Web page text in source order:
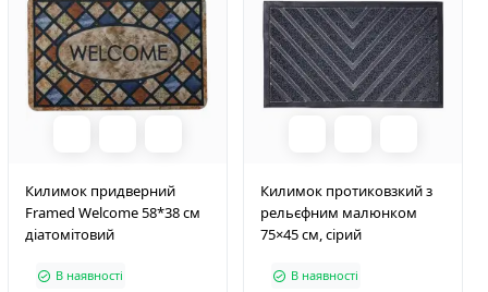
Килимок придверний
Framed Welcome 58*38 см
діатомітовий
В наявності
Килимок протиковзкий з
рельєфним малюнком
75×45 см, сірий
В наявності